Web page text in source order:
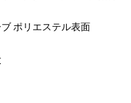
ポリエステル表面